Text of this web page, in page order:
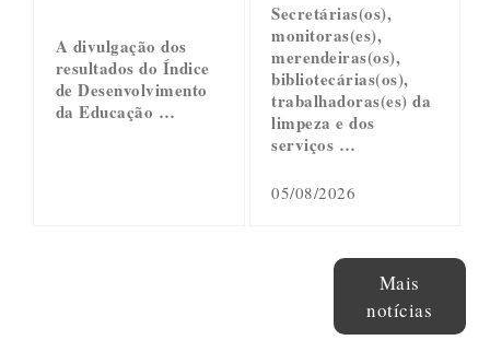
A divulgação dos
resultados do Índice
de Desenvolvimento
da Educação …
Secretárias(os),
monitoras(es),
merendeiras(os),
bibliotecárias(os),
trabalhadoras(es) da
limpeza e dos
serviços …
05/08/2026
Mais
notícias